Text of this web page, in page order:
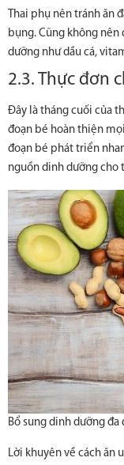
Thai phụ nên tránh ăn
bụng. Cũng không nên
dưỡng như dầu cá,
2.3. Thực đơn
Đây là tháng cuối của
đoạn bé hoàn thiện
đoạn bé phát triển
nguồn dinh dưỡng cho
Bổ sung dinh dưỡng
Lời khuyên về cách ăn